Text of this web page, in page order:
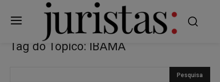
Tag do Tópico: IBAMA